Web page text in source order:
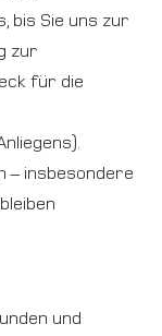
bis Sie uns zur
zur
für die
– insbesondere
und